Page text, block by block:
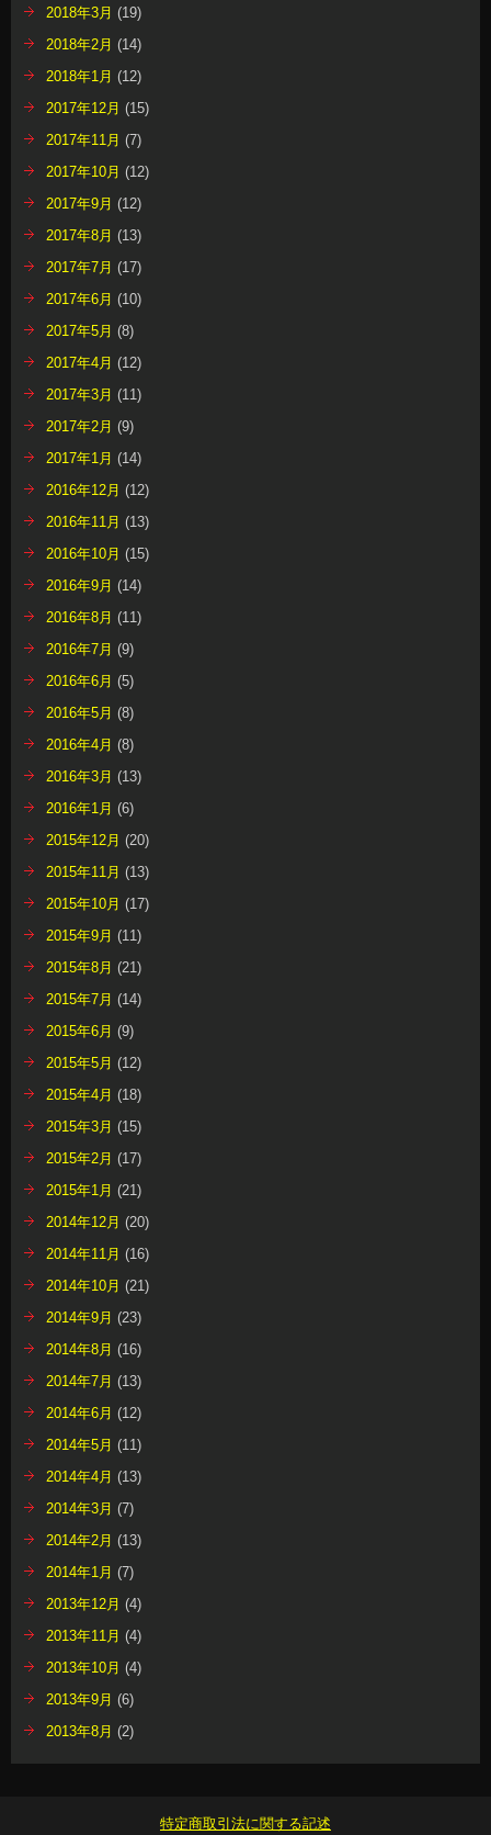
2018年3月 (19)
2018年2月 (14)
2018年1月 (12)
2017年12月 (15)
2017年11月 (7)
2017年10月 (12)
2017年9月 (12)
2017年8月 (13)
2017年7月 (17)
2017年6月 (10)
2017年5月 (8)
2017年4月 (12)
2017年3月 (11)
2017年2月 (9)
2017年1月 (14)
2016年12月 (12)
2016年11月 (13)
2016年10月 (15)
2016年9月 (14)
2016年8月 (11)
2016年7月 (9)
2016年6月 (5)
2016年5月 (8)
2016年4月 (8)
2016年3月 (13)
2016年1月 (6)
2015年12月 (20)
2015年11月 (13)
2015年10月 (17)
2015年9月 (11)
2015年8月 (21)
2015年7月 (14)
2015年6月 (9)
2015年5月 (12)
2015年4月 (18)
2015年3月 (15)
2015年2月 (17)
2015年1月 (21)
2014年12月 (20)
2014年11月 (16)
2014年10月 (21)
2014年9月 (23)
2014年8月 (16)
2014年7月 (13)
2014年6月 (12)
2014年5月 (11)
2014年4月 (13)
2014年3月 (7)
2014年2月 (13)
2014年1月 (7)
2013年12月 (4)
2013年11月 (4)
2013年10月 (4)
2013年9月 (6)
2013年8月 (2)
特定商取引法に関する記述